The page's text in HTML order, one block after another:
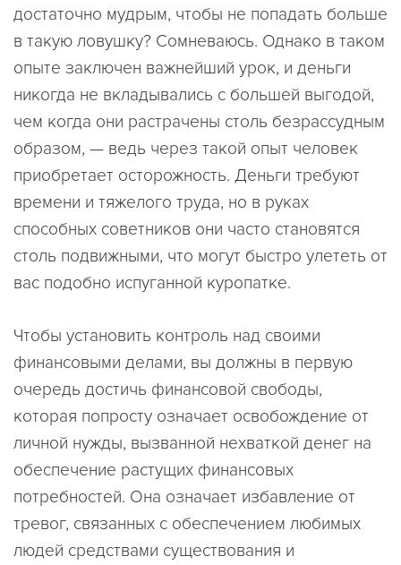
достаточно мудрым, чтобы не попадать больше
в такую ловушку? Сомневаюсь. Однако в таком
опыте заключен важнейший урок, и деньги
никогда не вкладывались с большей выгодой,
чем когда они растрачены столь безрассудным
образом, — ведь через такой опыт человек
приобретает осторожность. Деньги требуют
времени и тяжелого труда, но в руках
способных советников они часто становятся
столь подвижными, что могут быстро улететь от
вас подобно испуганной куропатке.
Чтобы установить контроль над своими
финансовыми делами, вы должны в первую
очередь достичь финансовой свободы,
которая попросту означает освобождение от
личной нужды, вызванной нехваткой денег на
обеспечение растущих финансовых
потребностей. Она означает избавление от
тревог, связанных с обеспечением любимых
людей средствами существования и